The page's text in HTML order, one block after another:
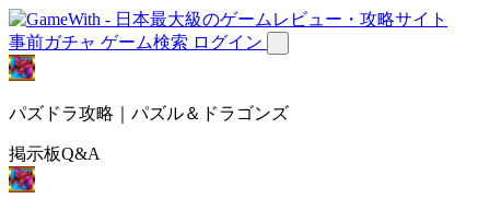
事前ガチャ ゲーム検索 ログイン
パズドラ攻略｜パズル＆ドラゴンズ
掲示板Q&A